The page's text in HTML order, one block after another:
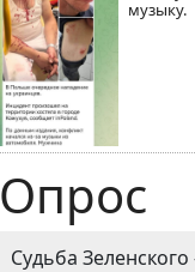
музыку.
Опрос
Судьба Зеленского